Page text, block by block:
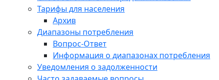
Тарифы для населения
Архив
Диапазоны потребления
Вопрос-Ответ
Информация о диапазонах потребления
Уведомления о задолженности